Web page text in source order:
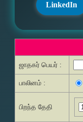
LinkedIn
ஜாதகர் பெயர் :
பாலினம் :
பிறந்த தேதி